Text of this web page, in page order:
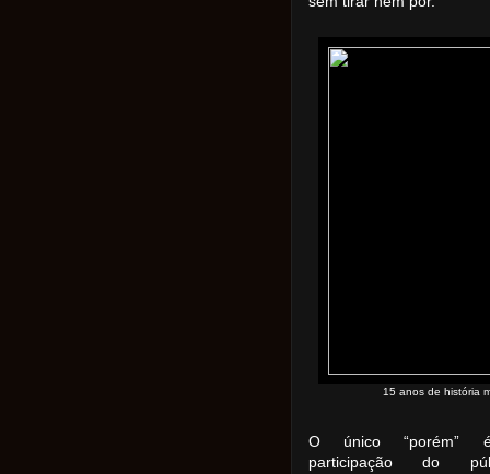
15 anos de história
O único “porém”
participação do